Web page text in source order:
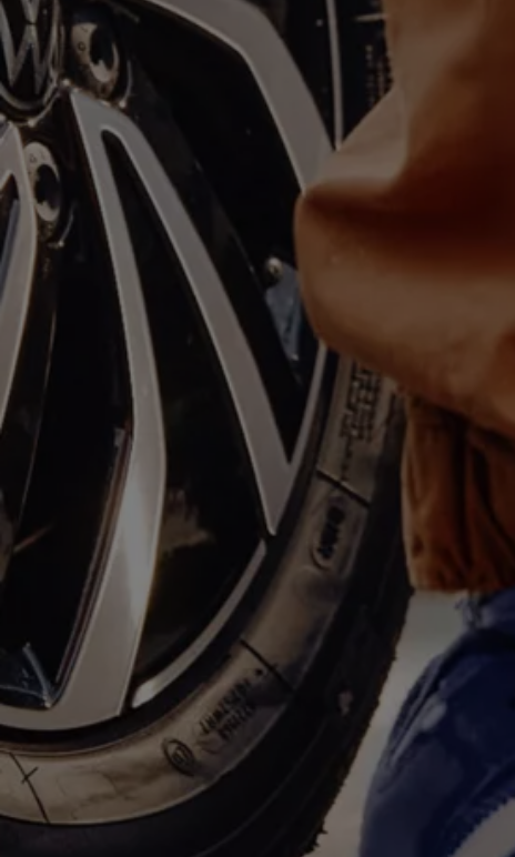
ID. Kollektion
Volkswagen Kollektion
R-Kollektion
we drive football
#wedriveproud
Besitzer und Service
myVolkswagen
Software Updates
Service und Ersatzteile
Inspektion und HU/AU
Reparaturen und Checks
Motorenöl und Flüssigkeiten
Räder und Reifen
Pannen- und Unfallhilfe
Economy Service
Volkswagen Teile
Zubehör
Modellspezifisches Zubehör
Schutz und Pflege
Transport
Entertainment und Elektronik
Individualisieren
Wallbox und Ladekabel
Digitale Extras
Dienste für Ihr Modell finden
Volkswagen Apps, Login und Shop
Handy und Fahrzeug verbinden
Updates für Software, Karten und Radio
Über Ihr Auto
Vorgängermodelle
Kundeninformationen
Volkswagen Kundenbetreuung
Warn- und Kontrollleuchten
Assistenzsysteme
Digitale Betriebsanleitung
Live Beratung
Magazin
Lifestyle
Transport